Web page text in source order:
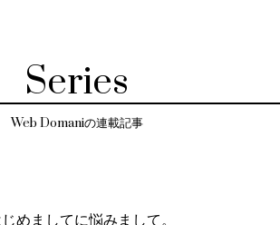
Series
Web Domaniの連載記事
めましてに悩みまして。